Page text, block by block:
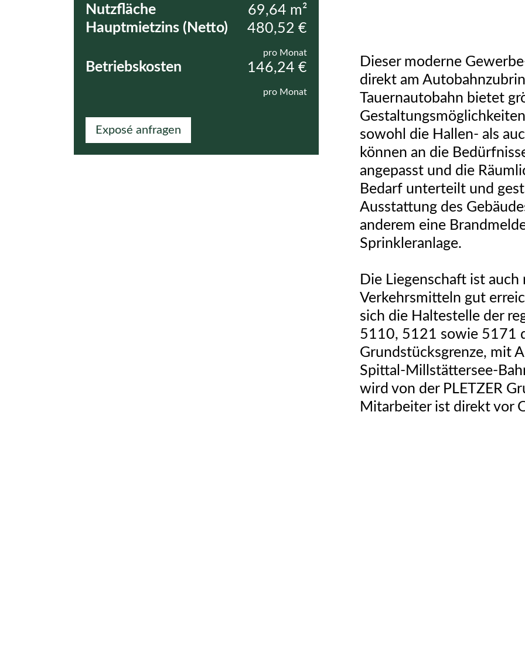
Dieser moderne
direkt am
Tauernautobahn bietet
sowohl die Hallen- als
können an die
angepasst und die
Bedarf unterteilt und
Ausstattung des
anderem eine
Sprinkleranlage.
Die Liegenschaft ist
Verkehrsmitteln gut
sich die Haltestelle der
5110, 5121 sowie 5171
Grundstücksgrenze, mit
Spittal-Millstättersee-
wird von der PLETZER
Mitarbeiter ist direkt vor
Nutzfläche
69,64 m²
Hauptmietzins (Netto)
480,52 €
pro Monat
Betriebskosten 146,24 €
pro Monat
Exposé anfragen